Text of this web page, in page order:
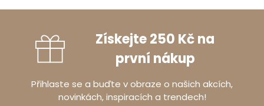
Získejte 250 Kč na
první nákup
Přihlaste se a buďte v obraze o našich akcích,
novinkách, inspiracích a trendech!